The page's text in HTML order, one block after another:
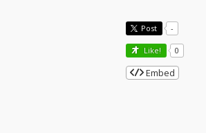
Post -
Like! 0
Embed